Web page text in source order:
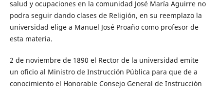
salud y ocupaciones en la comunidad José María Aguirre no
podra seguir dando clases de Religión, en su reemplazo la
universidad elige a Manuel José Proaño como profesor de
esta materia.
2 de noviembre de 1890 el Rector de la universidad emite
un oficio al Ministro de Instrucción Pública para que de a
conocimiento el Honorable Consejo General de Instrucción